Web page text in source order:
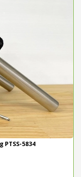
PTSS-5834